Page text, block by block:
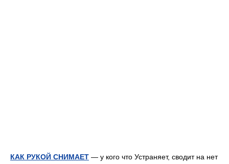
КАК РУКОЙ СНИМАЕТ — у кого что Устраняет, сводит на нет